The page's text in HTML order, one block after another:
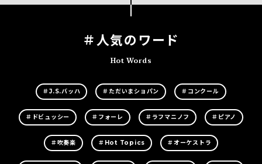
＃人気のワード
Hot Words
＃J.S.バッハ ＃ただいまショパン ＃コンクール
＃ドビュッシー ＃フォーレ ＃ラフマニノフ ＃ピアノ
＃吹奏楽 ＃Hot Topics ＃オーケストラ